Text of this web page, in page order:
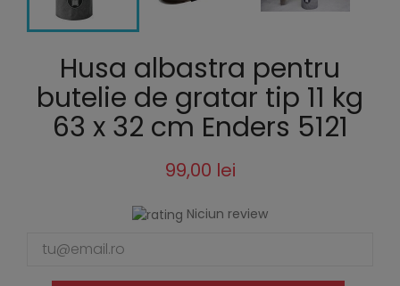
Husa albastra pentru
butelie de gratar tip 11 kg
63 x 32 cm Enders 5121
99,00 lei
Niciun review